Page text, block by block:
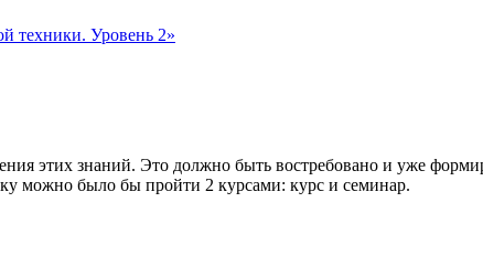
техники. Уровень 2»
этих знаний. Это должно быть востребовано и уже
можно было бы пройти 2 курсами: курс и семинар.